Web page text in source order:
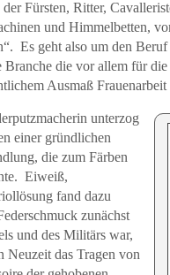
Fürsten, Ritter,
und Himmelbetten,
Es geht also um den Beruf
Branche die vor allem für
Ausmaß Frauenarbeit
unterzog
einer gründlichen
die zum Färben
Eiweiß,
fand dazu
zunächst
und des Militärs war,
Neuzeit das Tragen von